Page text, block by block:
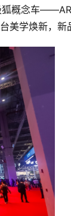
概念车
学焕新，